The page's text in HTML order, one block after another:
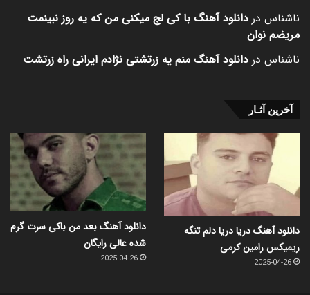
ناشناس در دانلود آهنگ با کی لج میکنی من که یه روز نبینمت
مریضم نوان
ناشناس در دانلود آهنگ منم یه زرتشتی نژادم ایرانی راه زرتشت
آخرین آثـار
دانلود آهنگ دریا دریا دلم تنگه
ریمیکس رامین کرمی
2025-04-26
دانلود آهنگ بعد من باکی سرت گرم
شده عالی رایگان
2025-04-26